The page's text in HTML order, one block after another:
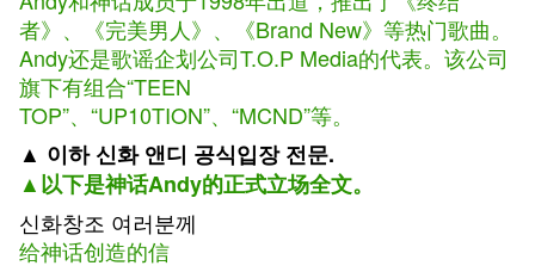
者》、《完美男人》、《Brand New》等热门歌曲。
Andy还是歌谣企划公司T.O.P Media的代表。该公司
旗下有组合“TEEN
TOP”、“UP10TION”、“MCND”等。
▲ 이하 신화 앤디 공식입장 전문.
▲以下是神话Andy的正式立场全文。
신화창조 여러분께
给神话创造的信